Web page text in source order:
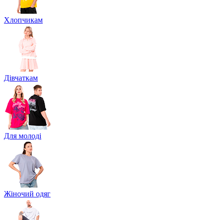
Хлопчикам
Дівчаткам
Для молоді
Жіночий одяг